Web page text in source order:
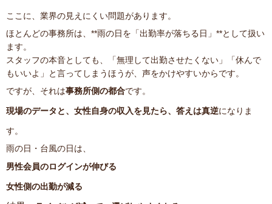
ここに、業界の見えにくい問題があります。
ほとんどの事務所は、**雨の日を「出勤率が落ちる日」**として扱い
ます。
スタッフの本音としても、「無理して出勤させたくない」「休んで
もいいよ」と言ってしまうほうが、声をかけやすいからです。
ですが、それは事務所側の都合です。
現場のデータと、女性自身の収入を見たら、答えは真逆になりま
す。
雨の日・台風の日は、
男性会員のログインが伸びる
女性側の出勤が減る